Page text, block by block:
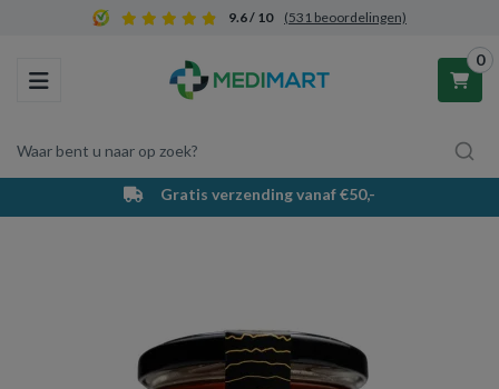
9.6 / 10 (531 beoordelingen)
Toggle navigation
Waar bent u naar op zoek?
0
Winkelwagen
Vul hem met producten.
Gratis verzending vanaf €50,-